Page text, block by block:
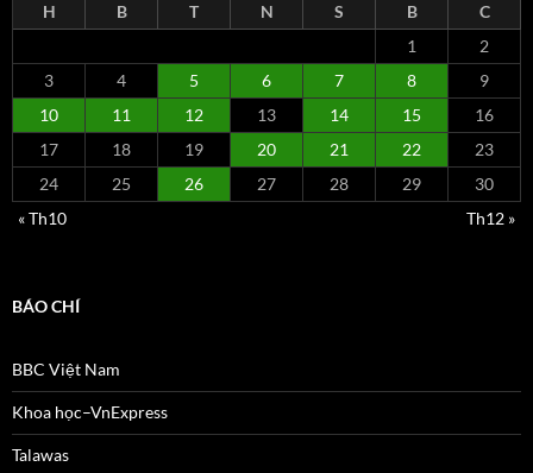
H B T N S B
C
1
2
3
4 5 6 7 8
9
10
11 12 13 14 15
16
17
18 19 20 21 22
23
24
25 26 27 28 29
30
« Th10
Th12 »
BÁO CHÍ
BBC Việt Nam
Khoa học–VnExpress
Talawas